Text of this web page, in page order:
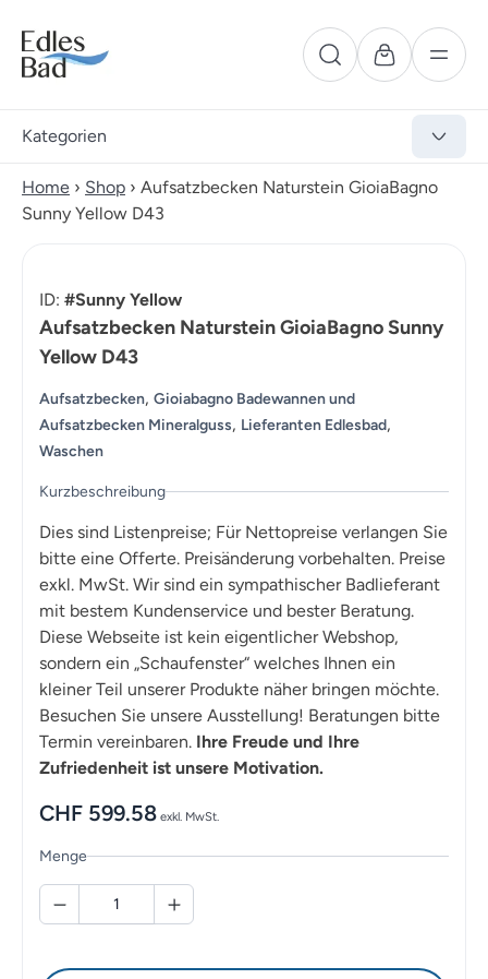
Kategorien
Home › Shop › Aufsatzbecken Naturstein GioiaBagno
Sunny Yellow D43
ID: #Sunny Yellow
Aufsatzbecken Naturstein GioiaBagno Sunny
Yellow D43
Aufsatzbecken, Gioiabagno Badewannen und
Aufsatzbecken Mineralguss, Lieferanten Edlesbad,
Waschen
Kurzbeschreibung
Dies sind Listenpreise; Für Nettopreise verlangen Sie
bitte eine Offerte. Preisänderung vorbehalten. Preise
exkl. MwSt. Wir sind ein sympathischer Badlieferant
mit bestem Kundenservice und bester Beratung.
Diese Webseite ist kein eigentlicher Webshop,
sondern ein „Schaufenster“ welches Ihnen ein
kleiner Teil unserer Produkte näher bringen möchte.
Besuchen Sie unsere Ausstellung! Beratungen bitte
Termin vereinbaren. Ihre Freude und Ihre
Zufriedenheit ist unsere Motivation.
CHF 599.58 exkl. MwSt.
Menge